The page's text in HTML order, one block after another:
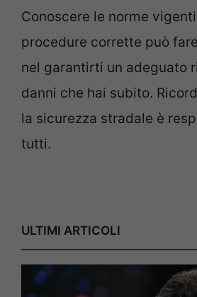
Conoscere le norme
procedure corrette può
nel garantirti un adeguato
danni che hai subito.
la sicurezza stradale è
tutti.
ULTIMI ARTICOLI